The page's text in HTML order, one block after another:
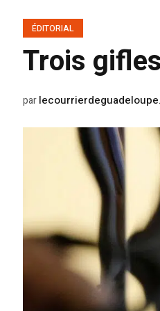
ÉDITORIAL
Trois
par